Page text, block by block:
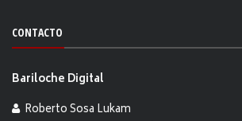
CONTACTO
Bariloche Digital
Roberto Sosa Lukam